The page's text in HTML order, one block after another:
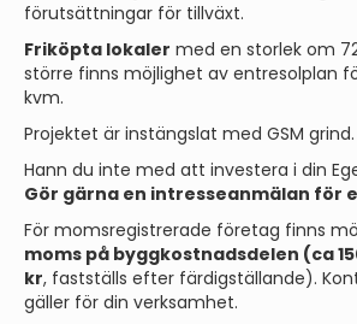
förutsättningar för tillväxt.
Friköpta lokaler med en storlek om
större finns möjlighet av entresolplan
kvm.
Projektet är instängslat med GSM grind.
Hann du inte med att investera i din
Gör gärna en intresseanmälan för
För momsregistrerade företag finns
moms på byggkostnadsdelen (ca
kr, fastställs efter färdigställande).
gäller för din verksamhet.